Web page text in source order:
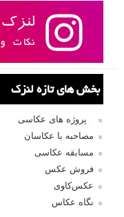
بخش های تازه لنزک
پروژه های عکاسی
مصاحبه با عکاسان
مسابقه عکاسی
فروش عکس
عکس‌کاوی
نگاه عکاس